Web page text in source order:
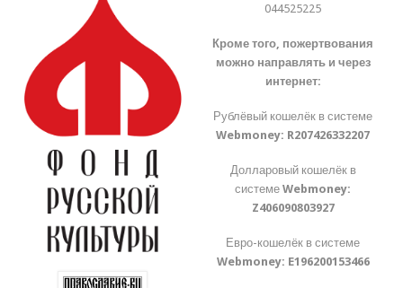
044525225
Кроме того, пожертвования
можно направлять и через
интернет:
Рублёвый кошелёк в системе
Webmoney: R207426332207
Долларовый кошелёк в
системеWebmoney:
Z406090803927
Евро-кошелёк в системе
Webmoney: E196200153466